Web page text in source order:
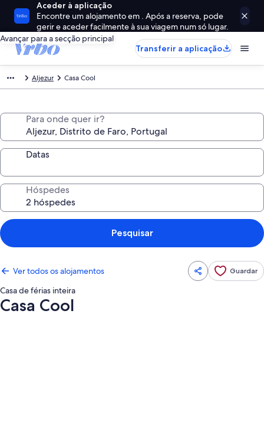
Aceder à aplicação
Encontre um alojamento em . Após a reserva, pode
gerir e aceder facilmente à sua viagem num só lugar.
Avançar para a secção principal
Transferir a aplicação
Aljezur Casa Cool
Para onde quer ir?
Datas
Hóspedes
Pesquisar
Ver todos os alojamentos Guardar
Casa de férias inteira
Casa Cool